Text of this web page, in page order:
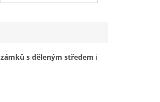
zámků s děleným středem i